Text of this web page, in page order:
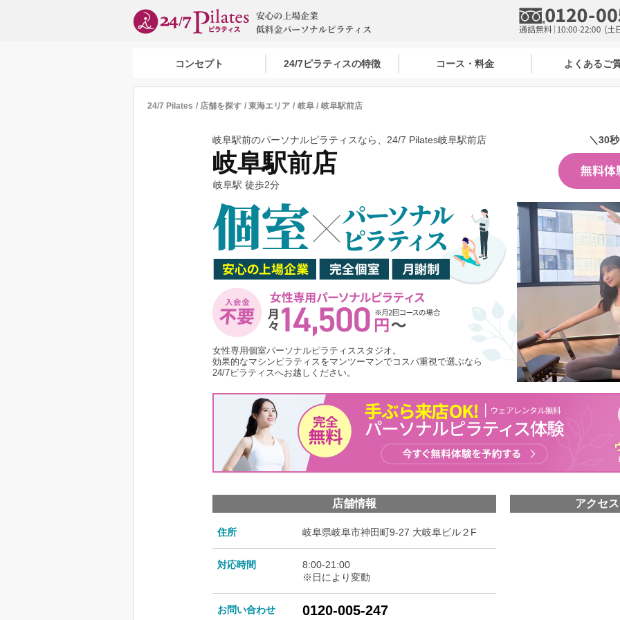
コンセプト 24/7ピラティスの特徴 コース・料金 よくあるご
24/7 Pilates 店舗を探す 東海エリア 岐阜 岐阜駅前店
岐阜駅前のパーソナルピラティスなら、24/7 Pilates岐阜駅前店
岐阜駅前店
岐阜駅 徒歩2分
＼30
女性専用個室パーソナルピラティススタジオ。
効果的なマシンピラティスをマンツーマンでコスパ重視で選ぶなら
24/7ピラティスへお越しください。
店舗情報
住所 岐阜県岐阜市神田町9-27 大岐阜ビル２F
対応時間
8:00-21:00
※日により変動
お問い合わせ 0120-005-247
アクセ